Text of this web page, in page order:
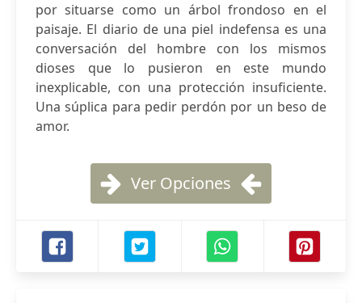
por situarse como un árbol frondoso en el
paisaje. El diario de una piel indefensa es una
conversación del hombre con los mismos
dioses que lo pusieron en este mundo
inexplicable, con una protección insuficiente.
Una súplica para pedir perdón por un beso de
amor.
Ver Opciones